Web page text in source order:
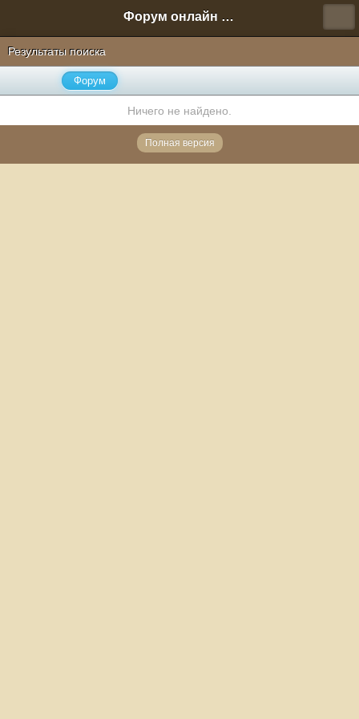
Форум онлайн игры "Новая Эра" (Нюра Биз)
Результаты поиска
Форум
Ничего не найдено.
Полная версия